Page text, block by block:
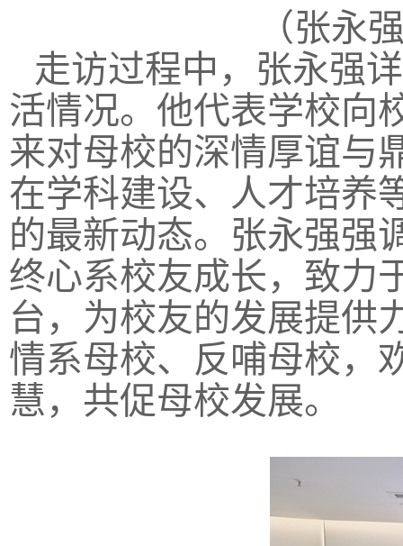
（张永
走访过程中，张永强
活情况。他代表学校向
来对母校的深情厚谊与
在学科建设、人才培养
的最新动态。张永强强
终心系校友成长，致力
台，为校友的发展提供
情系母校、反哺母校，
慧，共促母校发展。